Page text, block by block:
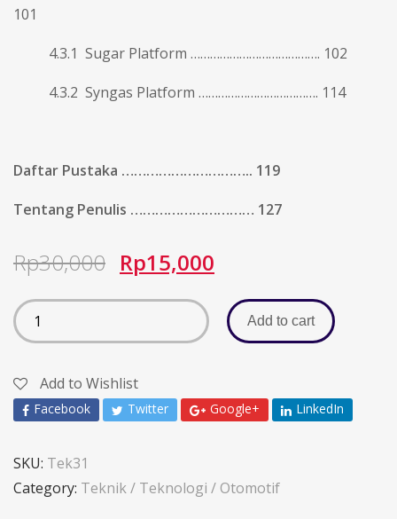
101
4.3.1 Sugar Platform …………………………………. 102
4.3.2 Syngas Platform ………………………………. 114
Daftar Pustaka ………………………….. 119
Tentang Penulis ………………………… 127
Rp30,000 Rp15,000
Add to cart
Add to Wishlist
Facebook Twitter Google+ LinkedIn
SKU: Tek31
Category: Teknik / Teknologi / Otomotif